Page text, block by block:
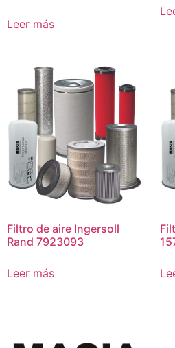
Leer más
Filtro de aire Ingersoll
Rand 7923093
Leer más